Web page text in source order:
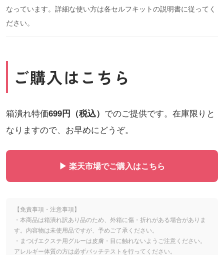
なっています。詳細な使い方は各セルフキットの説明書に従ってく
ださい。
ご購入はこちら
箱潰れ特価699円（税込） でのご提供です。在庫限りと
なりますので、お早めにどうぞ。
▶ 楽天市場でご購入はこちら
【免責事項・注意事項】
・本商品は箱潰れ訳あり品のため、外箱に傷・折れがある場合がありま
す。内容物は未使用品ですが、予めご了承ください。
・まつげエクステ用グルーは皮膚・目に触れないようご注意ください。
アレルギー体質の方は必ずパッチテストを行ってください。